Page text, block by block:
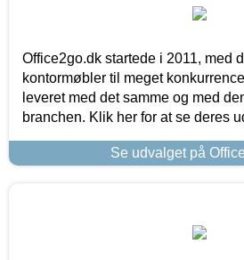
Office2go.dk startede i 2011, med
kontormøbler til meget
leveret med det samme og med
branchen. Klik her for at se deres
Se udvalget på